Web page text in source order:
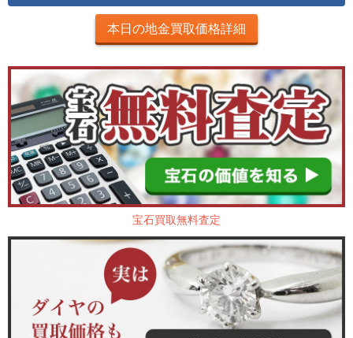
本日の地金買取価格詳細
宝石買取無料査定